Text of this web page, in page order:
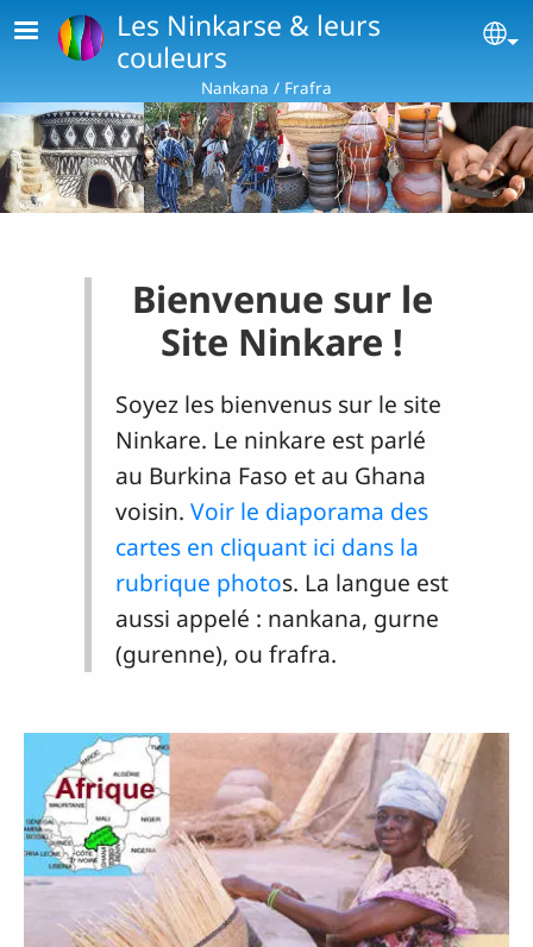
Aller au contenu principal
Les Ninkarse & leurs
couleurs
Nankana / Frafra
Bienvenue sur le
Site Ninkare !
Soyez les bienvenus sur le site
Ninkare. Le ninkare est parlé
au Burkina Faso et au Ghana
voisin. Voir le diaporama des
cartes en cliquant ici dans la
rubrique photos. La langue est
aussi appelé : nankana, gurne
(gurenne), ou frafra.